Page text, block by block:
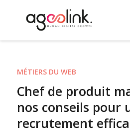
MÉTIERS DU WEB
Chef de produit
nos conseils pour
recrutement